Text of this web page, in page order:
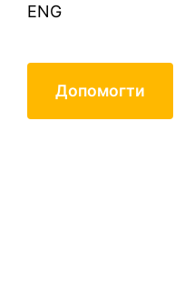
ENG
Допомогти